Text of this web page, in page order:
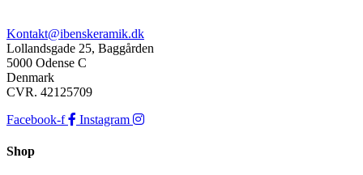
Kontakt@ibenskeramik.dk
Lollandsgade 25, Baggården
5000 Odense C
Denmark
CVR. 42125709
Facebook-f
Instagram
Shop